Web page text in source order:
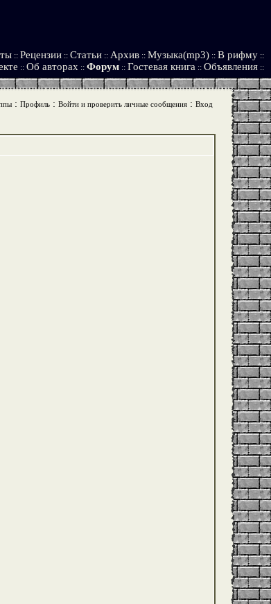
:: Рецензии :: Статьи :: Архив :: Музыка(mp3) :: В рифму ::
:: Об авторах :: Форум :: Гостевая книга :: Объявления ::
: Профиль: Войти и проверить личные сообщения: Вход